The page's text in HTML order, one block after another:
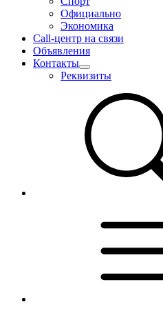
Официально
Экономика
Call-центр на связи
Объявления
Контакты
Реквизиты